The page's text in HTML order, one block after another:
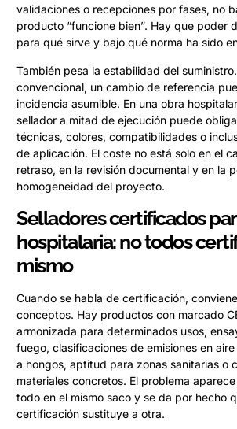
validaciones o recepciones por fases, no
producto “funcione bien”. Hay que poder
para qué sirve y bajo qué norma ha sido
También pesa la estabilidad del
convencional, un cambio de referencia
incidencia asumible. En una obra
sellador a mitad de ejecución puede
técnicas, colores, compatibilidades o
de aplicación. El coste no está solo en el
retraso, en la revisión documental y en la
homogeneidad del proyecto.
Selladores certificados
hospitalaria: no todos
mismo
Cuando se habla de certificación,
conceptos. Hay productos con marcado
armonizada para determinados usos,
fuego, clasificaciones de emisiones en
a hongos, aptitud para zonas sanitarias o
materiales concretos. El problema
todo en el mismo saco y se da por hecho
certificación sustituye a otra.